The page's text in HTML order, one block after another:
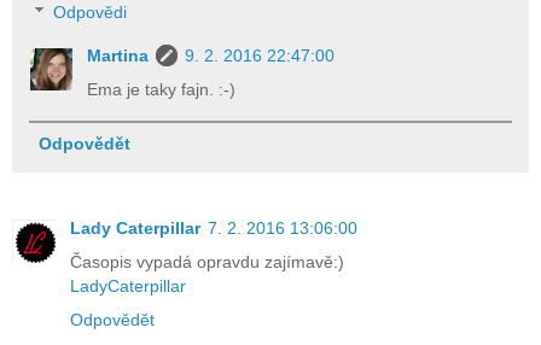
Odpovědi
Martina
9. 2. 2016 22:47:00
Ema je taky fajn. :-)
Odpovědět
Lady Caterpillar 7. 2. 2016 13:06:00
Časopis vypadá opravdu zajímavě:)
LadyCaterpillar
Odpovědět